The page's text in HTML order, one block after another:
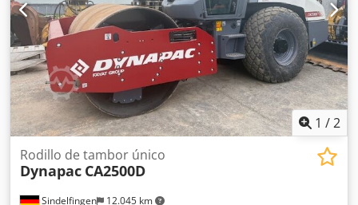
1 /2
Sindelfingen 12.045 km
Rodillo de tambor único
Dynapac CA2500D